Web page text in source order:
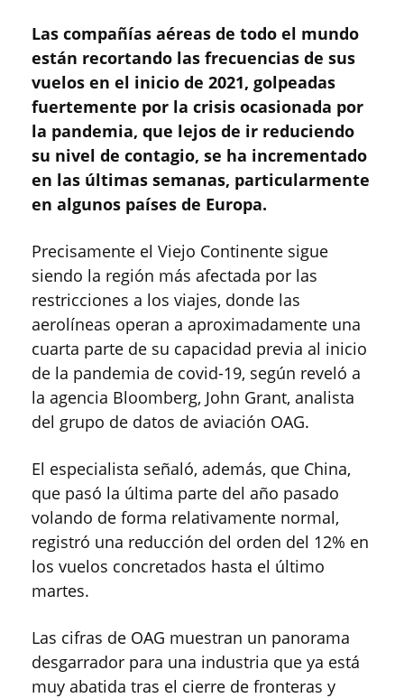
Las compañías aéreas de todo el mundo
están recortando las frecuencias de sus
vuelos en el inicio de 2021, golpeadas
fuertemente por la crisis ocasionada por
la pandemia, que lejos de ir reduciendo
su nivel de contagio, se ha incrementado
en las últimas semanas, particularmente
en algunos países de Europa.
Precisamente el Viejo Continente sigue
siendo la región más afectada por las
restricciones a los viajes, donde las
aerolíneas operan a aproximadamente una
cuarta parte de su capacidad previa al inicio
de la pandemia de covid-19, según reveló a
la agencia Bloomberg, John Grant, analista
del grupo de datos de aviación OAG.
El especialista señaló, además, que China,
que pasó la última parte del año pasado
volando de forma relativamente normal,
registró una reducción del orden del 12% en
los vuelos concretados hasta el último
martes.
Las cifras de OAG muestran un panorama
desgarrador para una industria que ya está
muy abatida tras el cierre de fronteras y